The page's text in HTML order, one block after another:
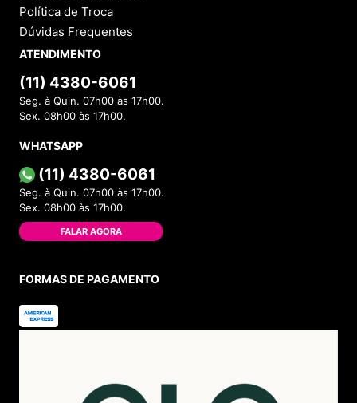
Política de Troca
Dúvidas Frequentes
ATENDIMENTO
(11) 4380-6061
Seg. à Quin. 07h00 às 17h00.
Sex. 08h00 às 17h00.
WHATSAPP
(11) 4380-6061
Seg. à Quin. 07h00 às 17h00.
Sex. 08h00 às 17h00.
FALAR AGORA
FORMAS DE PAGAMENTO